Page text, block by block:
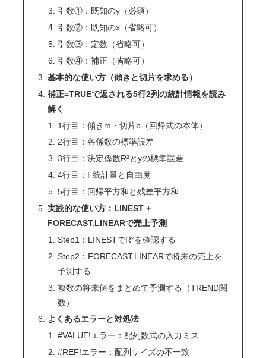
引数①：既知のy（必須）
引数②：既知のx（省略可）
引数③：定数（省略可）
引数④：補正（省略可）
基本的な使い方（傾きと切片を求める）
補正=TRUEで返される5行2列の統計情報を読み
解く
1行目：傾きm・切片b（回帰式の本体）
2行目：各係数の標準誤差
3行目：決定係数R²とyの標準誤差
4行目：F統計量と自由度
5行目：回帰平方和と残差平方和
実践的な使い方：LINEST +
FORECAST.LINEARで売上予測
Step1：LINESTでR²を確認する
Step2：FORECAST.LINEARで将来の売上を
予測する
複数の将来値をまとめて予測する（TREND関
数）
よくあるエラーと対処法
#VALUE!エラー：配列数式の入力ミス
#REF!エラー：配列サイズの不一致